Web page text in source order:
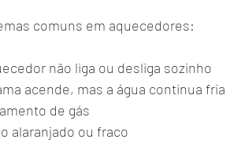
comuns em aquecedores:
não liga ou desliga sozinho
acende, mas a água continua fria
de gás
alaranjado ou fraco